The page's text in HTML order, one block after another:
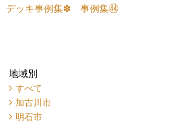
デッキ事例集✽ 事例集㊹
地域別
すべて
加古川市
明石市